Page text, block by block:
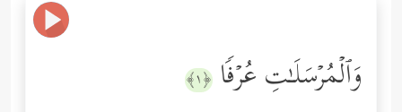
وَٱلۡمُرۡسَلَـٰتِ عُرۡفࣰا ﴿١﴾